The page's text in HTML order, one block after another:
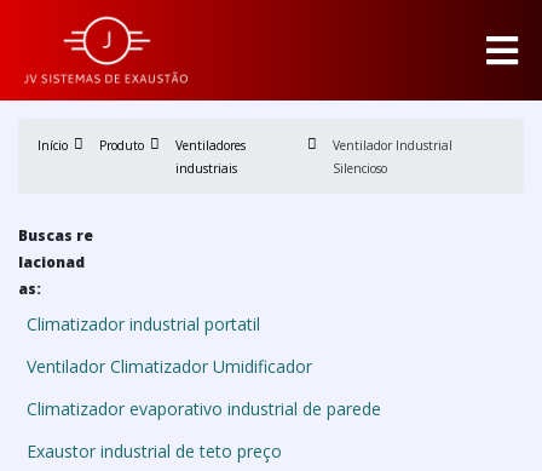
Início Produto
Ventiladores
industriais
Ventilador Industrial
Silencioso
Buscas re
lacionad
as:
Climatizador industrial portatil
Ventilador Climatizador Umidificador
Climatizador evaporativo industrial de parede
Exaustor industrial de teto preço